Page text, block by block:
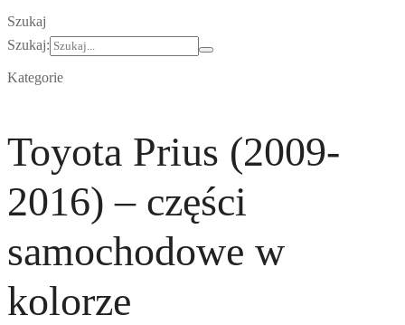
Toyota Prius (2009-
2016) – części
samochodowe w
kolorze
Szukaj
Szukaj:
Kategorie